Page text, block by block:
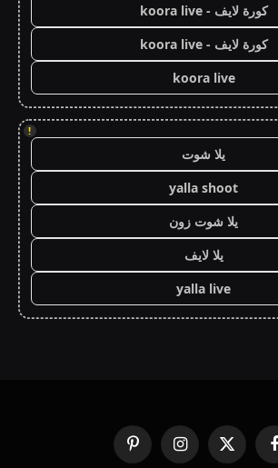
كورة لايف - koora live
كورة لايف - koora live
koora live
!
يلا شوت
yalla shoot
يلا شوت زون
يلا لايف
yalla live
فيسبوك
X
الانستغرامبينتيريست